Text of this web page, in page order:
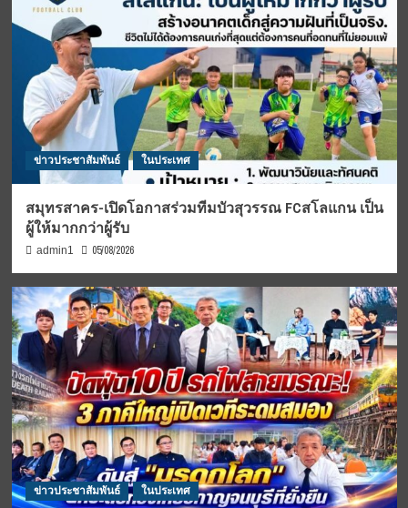
ข่าวประชาสัมพันธ์ ในประเทศ
สมุทรสาคร-เปิดโอกาสร่วมทีมบัวสุวรรณ FCสโลแกน เป็น
ผู้ให้มากกว่าผู้รับ
admin1 05/08/2026
ข่าวประชาสัมพันธ์ ในประเทศ